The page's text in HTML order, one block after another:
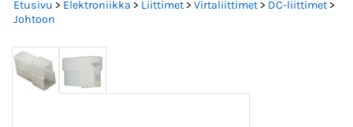
Etusivu > Elektroniikka > Liittimet> Virtaliittimet> DC-liittimet>
Johtoon